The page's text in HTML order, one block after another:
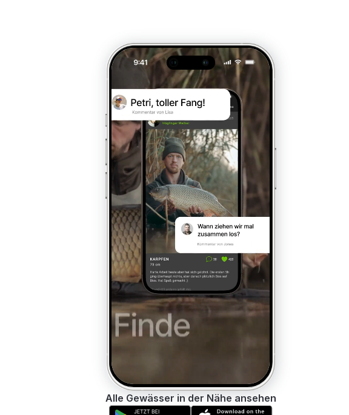
Alle Gewässer in der Nähe ansehen